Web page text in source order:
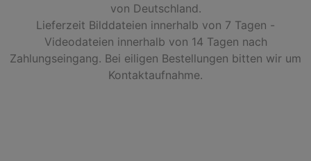
von Deutschland.
Lieferzeit Bilddateien innerhalb von 7 Tagen -
Videodateien innerhalb von 14 Tagen nach
Zahlungseingang. Bei eiligen Bestellungen bitten wir um
Kontaktaufnahme.